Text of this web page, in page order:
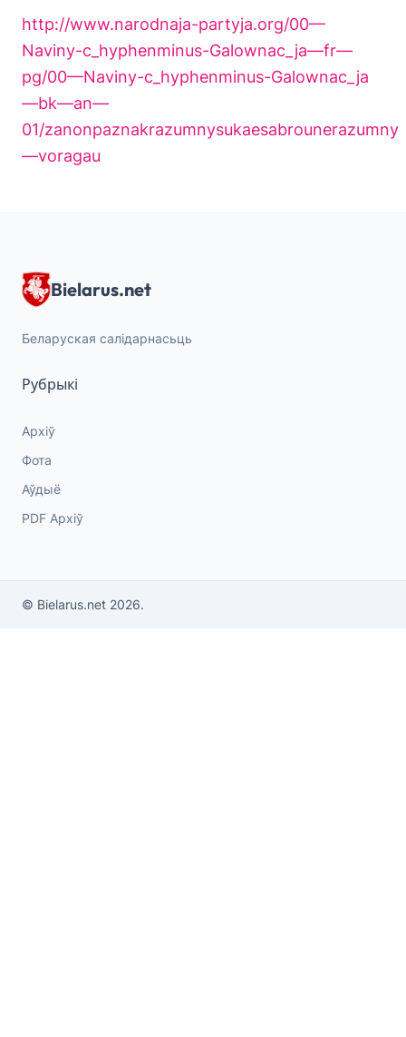
http://www.narodnaja-partyja.org/00—
Naviny-c_hyphenminus-Galownac_ja—fr—
pg/00—Naviny-c_hyphenminus-Galownac_ja
—bk—an—
01/zanonpaznakrazumnysukaesabrounerazumny
—voragau
Bielarus.net
Беларуская салідарнасьць
Рубрыкі
Архіў
Фота
Аўдыё
PDF Архіў
© Bielarus.net 2026.